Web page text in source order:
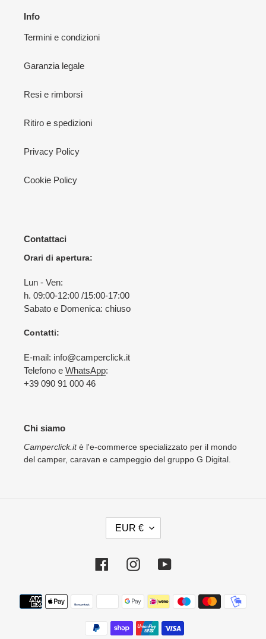
Info
Termini e condizioni
Garanzia legale
Resi e rimborsi
Ritiro e spedizioni
Privacy Policy
Cookie Policy
Contattaci
Orari di apertura:
Lun - Ven:
h. 09:00-12:00 /15:00-17:00
Sabato e Domenica: chiuso
Contatti:
E-mail: info@camperclick.it
Telefono e WhatsApp:
+39 090 91 000 46
Chi siamo
Camperclick.itè l'e-commerce specializzato per il mondo
del camper, caravan e campeggio del gruppo G Digital.
U
T
EUR €
FacebookInstagramYouTube
Metodi
di
pagamento